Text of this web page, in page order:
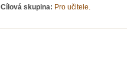
Cílová skupina: Pro učitele.